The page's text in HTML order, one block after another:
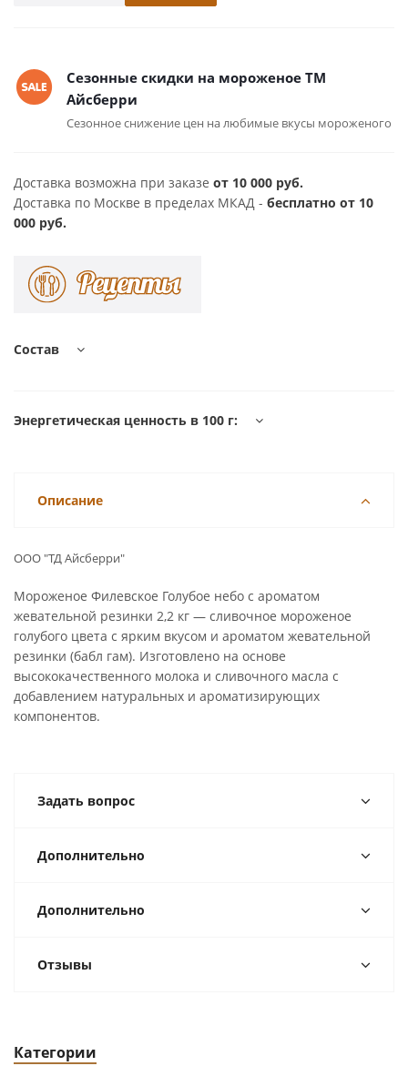
Сезонные скидки на мороженое ТМ
Айсберри
Сезонное снижение цен на любимые вкусы мороженого
Доставка возможна при заказе от 10 000 руб.
Доставка по Москве в пределах МКАД - бесплатно от 10
000 руб.
Состав
Энергетическая ценность в 100 г:
Описание
ООО "ТД Айсберри"
Мороженое Филевское Голубое небо с ароматом
жевательной резинки 2,2 кг — сливочное мороженое
голубого цвета с ярким вкусом и ароматом жевательной
резинки (бабл гам). Изготовлено на основе
высококачественного молока и сливочного масла с
добавлением натуральных и ароматизирующих
компонентов.
Задать вопрос
Дополнительно
Дополнительно
Отзывы
Категории